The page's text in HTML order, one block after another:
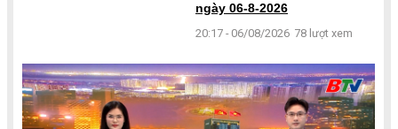
ngày 06-8-2026
20:17 - 06/08/2026 78 lượt xem